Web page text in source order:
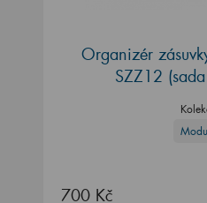
Organizér
SZZ12
700 Kč